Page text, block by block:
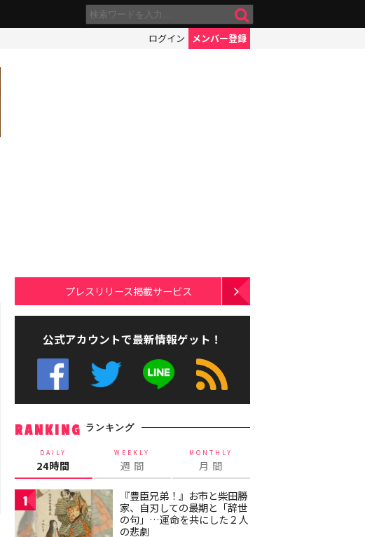
ログイン メンバー登録
プレスリリース掲載サービス
公式アカウントで最新情報ゲット！
RANKING ランキング
DAILY
24時間
WEEKLY
週 間
MONTHLY
月 間
1
『豊臣兄弟！』お市と柴田勝
家、自刃しての最期と「辞世
の句」…運命を共にした２人
の悲劇